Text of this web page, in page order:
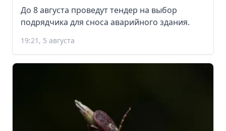
До 8 августа проведут тендер на выбор
подрядчика для сноса аварийного здания.
19:21, 5 августа